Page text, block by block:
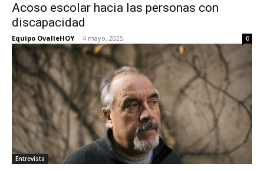
Acoso escolar hacia las personas con
discapacidad
Equipo OvalleHOY - 4 mayo, 2025 0
Entrevista